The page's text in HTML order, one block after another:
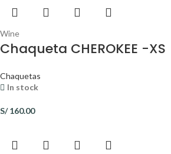
Wine
Chaqueta CHEROKEE -XS
Chaquetas
In stock
S/160.00